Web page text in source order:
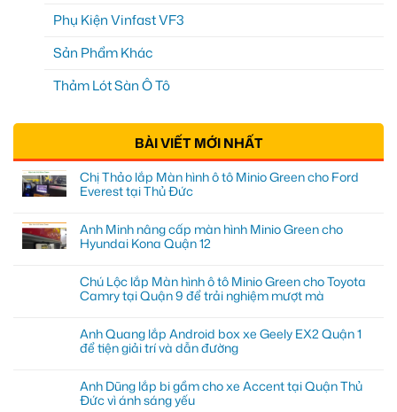
Phụ Kiện Vinfast VF3
Sản Phẩm Khác
Thảm Lót Sàn Ô Tô
BÀI VIẾT MỚI NHẤT
Chị Thảo lắp Màn hình ô tô Minio Green cho Ford
Everest tại Thủ Đức
Anh Minh nâng cấp màn hình Minio Green cho
Hyundai Kona Quận 12
Chú Lộc lắp Màn hình ô tô Minio Green cho Toyota
Camry tại Quận 9 để trải nghiệm mượt mà
Anh Quang lắp Android box xe Geely EX2 Quận 1
để tiện giải trí và dẫn đường
Anh Dũng lắp bi gầm cho xe Accent tại Quận Thủ
Đức vì ánh sáng yếu